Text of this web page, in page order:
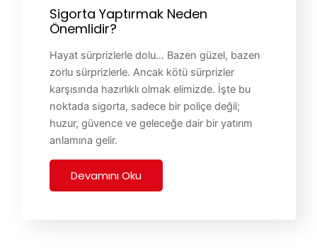
Sigorta Yaptırmak Neden
Önemlidir?
Hayat sürprizlerle dolu… Bazen güzel, bazen
zorlu sürprizlerle. Ancak kötü sürprizler
karşısında hazırlıklı olmak elimizde. İşte bu
noktada sigorta, sadece bir poliçe değil;
huzur, güvence ve geleceğe dair bir yatırım
anlamına gelir.
Devamını Oku